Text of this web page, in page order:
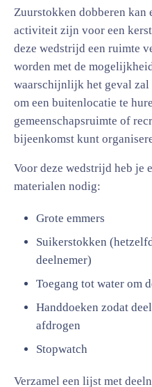
Zuurstokken dobberen kan
activiteit zijn voor een
deze wedstrijd een ruimte
worden met de
waarschijnlijk het geval zal
om een buitenlocatie te
gemeenschapsruimte of
bijeenkomst kunt
Voor deze wedstrijd heb je
materialen nodig:
Grote emmers
Suikerstokken
deelnemer)
Toegang tot water om
Handdoeken zodat
afdrogen
Stopwatch
Verzamel een lijst met